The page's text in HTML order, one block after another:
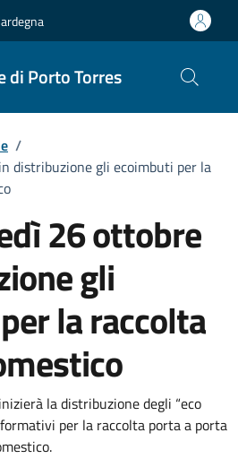
di Porto Torres
/
distribuzione gli ecoimbuti per la
26 ottobre
gli
la raccolta
notizia
la distribuzione degli “eco
per la raccolta porta a porta